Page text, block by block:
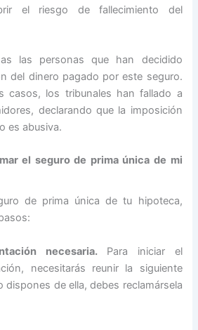
el riesgo de fallecimiento del
las personas que han decidido
del dinero pagado por este seguro.
casos, los tribunales han fallado a
declarando que la imposición
es abusiva.
el seguro de prima única de mi
de prima única de tu hipoteca,
necesaria.Para iniciar el
necesitarás reunir la siguiente
dispones de ella, debes reclamársela